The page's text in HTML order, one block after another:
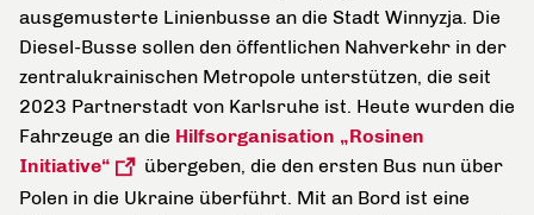
ausgemusterte Linienbusse an die Stadt Winnyzja. Die
Diesel-Busse sollen den öffentlichen Nahverkehr in der
zentralukrainischen Metropole unterstützen, die seit
2023 Partnerstadt von Karlsruhe ist. Heute wurden die
Fahrzeuge an die Hilfsorganisation „Rosinen
Initiative“
übergeben, die den ersten Bus nun über
Polen in die Ukraine überführt. Mit an Bord ist eine